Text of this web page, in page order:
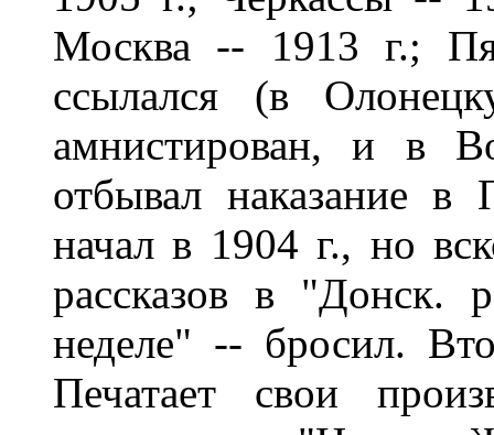
Москва -- 1913 г.;
ссылался (в
амнистирован, и в
отбывал наказание в
начал в 1904 г., но
рассказов в
неделе" -- бросил.
Печатает свои